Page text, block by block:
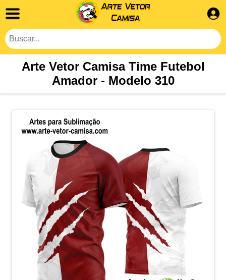
Arte Vetor Camisa Time Futebol
Amador - Modelo 310